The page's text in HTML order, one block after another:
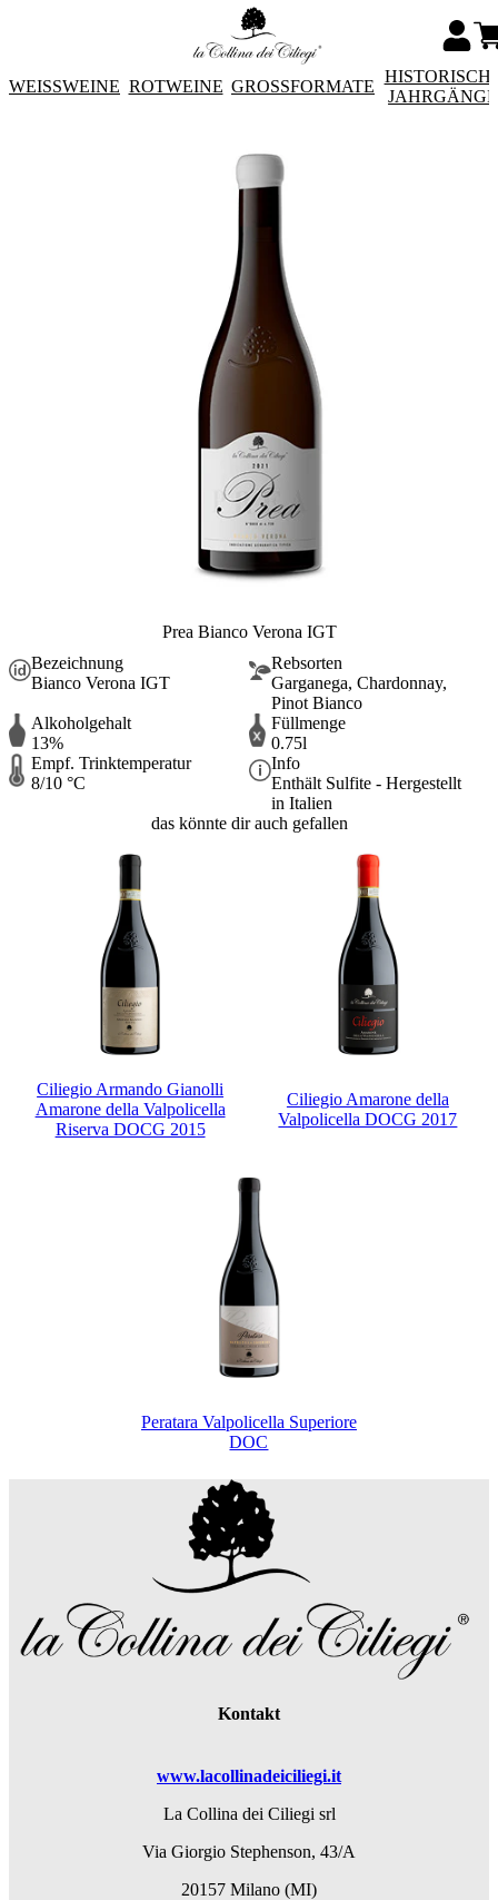
WEISSWEINE ROTWEINE GROSSFORMATE
JAHRGÄNGE
Prea Bianco Verona IGT
Bezeichnung
Bianco Verona IGT
Rebsorten
Garganega, Chardonnay,
Pinot Bianco
Alkoholgehalt
13%
Füllmenge
0.75l
Empf. Trinktemperatur
8/10 °C
Info
Enthält Sulfite - Hergestellt
in Italien
das könnte dir auch gefallen
Ciliegio Armando Gianolli
Amarone della Valpolicella
Riserva DOCG 2015
Ciliegio Amarone della
Valpolicella DOCG 2017
Peratara Valpolicella Superiore
DOC
Kontakt
www.lacollinadeiciliegi.it
La Collina dei Ciliegi srl
Via Giorgio Stephenson, 43/A
20157 Milano (MI)